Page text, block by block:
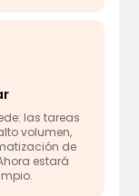
las tareas
volumen,
de
estará